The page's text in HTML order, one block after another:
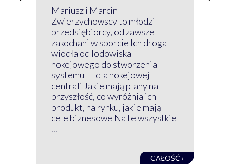
Mariusz i Marcin
Zwierzychowscy to młodzi
przedsiębiorcy, od zawsze
zakochani w sporcie Ich droga
wiodła od lodowiska
hokejowego do stworzenia
systemu IT dla hokejowej
centrali Jakie mają plany na
przyszłość, co wyróżnia ich
produkt, na rynku, jakie mają
cele biznesowe Na te wszystkie
...
CAŁOŚĆ ›